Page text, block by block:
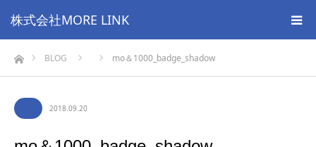
株式会社MORE LINK
ホームBLOG mo＆1000_badge_shadow
2018.09.20